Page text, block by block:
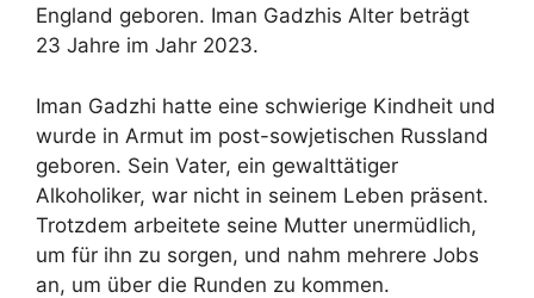
England geboren. Iman Gadzhis Alter beträgt
23 Jahre im Jahr 2023.
Iman Gadzhi hatte eine schwierige Kindheit und
wurde in Armut im post-sowjetischen Russland
geboren. Sein Vater, ein gewalttätiger
Alkoholiker, war nicht in seinem Leben präsent.
Trotzdem arbeitete seine Mutter unermüdlich,
um für ihn zu sorgen, und nahm mehrere Jobs
an, um über die Runden zu kommen.